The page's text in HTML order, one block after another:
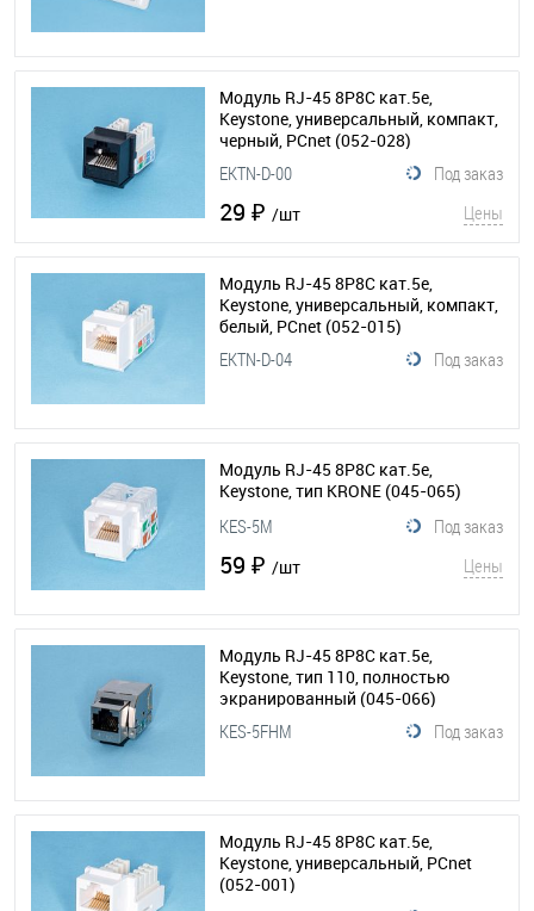
Модуль RJ-45 8P8C кат.5e,
Keystone, универсальный, компакт,
черный, PCnet (052-028)
Под заказ
EKTN-D-00
29 ₽ /шт Цены
Модуль RJ-45 8P8C кат.5e,
Keystone, универсальный, компакт,
белый, PCnet (052-015)
Под заказ
EKTN-D-04
Модуль RJ-45 8P8C кат.5e,
Keystone, тип KRONE (045-065)
Под заказ
KES-5M
59 ₽ /шт Цены
Модуль RJ-45 8P8C кат.5e,
Keystone, тип 110, полностью
экранированный (045-066)
Под заказ
KES-5FHM
Модуль RJ-45 8P8C кат.5e,
Keystone, универсальный, PCnet
(052-001)